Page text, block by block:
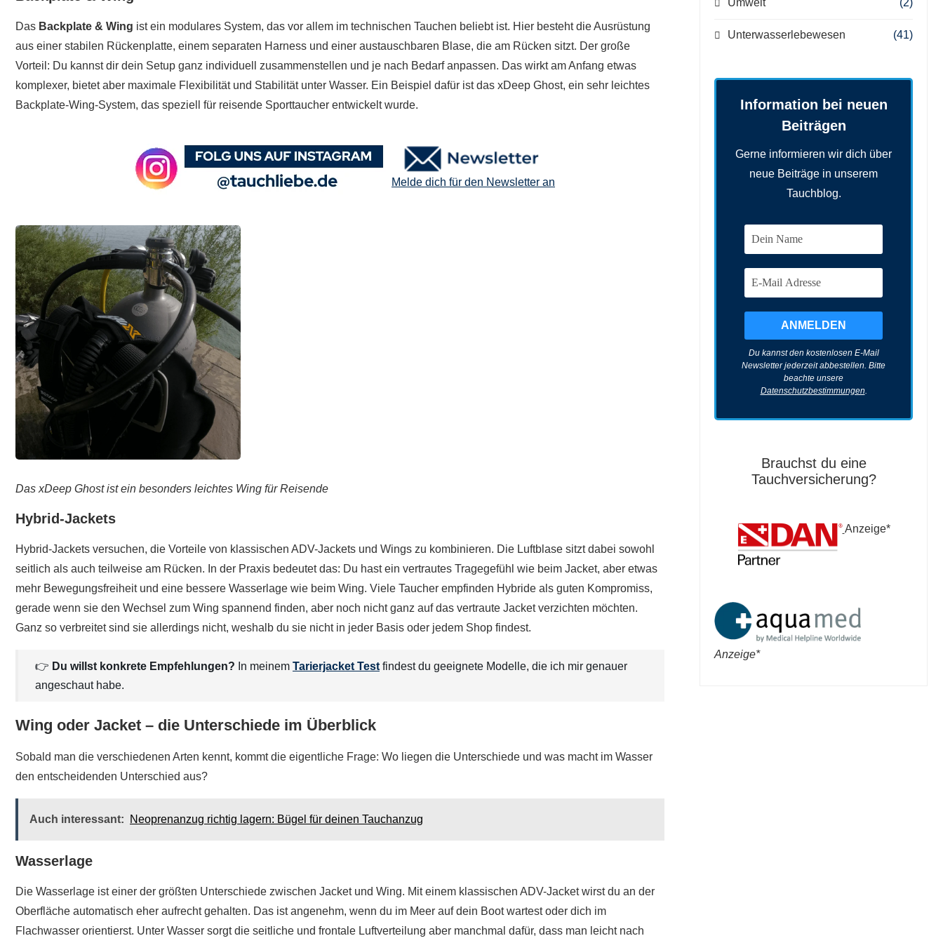
Das Backplate & Wing ist ein modulares System, das vor allem im technischen Tauchen beliebt ist. Hier besteht die Ausrüstung
aus einer stabilen Rückenplatte, einem separaten Harness und einer austauschbaren Blase, die am Rücken sitzt. Der große
Vorteil: Du kannst dir dein Setup ganz individuell zusammenstellen und je nach Bedarf anpassen. Das wirkt am Anfang etwas
komplexer, bietet aber maximale Flexibilität und Stabilität unter Wasser. Ein Beispiel dafür ist das xDeep Ghost, ein sehr leichtes
Backplate-Wing-System, das speziell für reisende Sporttaucher entwickelt wurde.
Melde dich für den Newsletter an
Das xDeep Ghost ist ein besonders leichtes Wing für Reisende
Hybrid-Jackets
Hybrid-Jackets versuchen, die Vorteile von klassischen ADV-Jackets und Wings zu kombinieren. Die Luftblase sitzt dabei sowohl
seitlich als auch teilweise am Rücken. In der Praxis bedeutet das: Du hast ein vertrautes Tragegefühl wie beim Jacket, aber etwas
mehr Bewegungsfreiheit und eine bessere Wasserlage wie beim Wing. Viele Taucher empfinden Hybride als guten Kompromiss,
gerade wenn sie den Wechsel zum Wing spannend finden, aber noch nicht ganz auf das vertraute Jacket verzichten möchten.
Ganz so verbreitet sind sie allerdings nicht, weshalb du sie nicht in jeder Basis oder jedem Shop findest.
👉 Du willst konkrete Empfehlungen? In meinem Tarierjacket Test findest du geeignete Modelle, die ich mir genauer
angeschaut habe.
Wing oder Jacket – die Unterschiede im Überblick
Sobald man die verschiedenen Arten kennt, kommt die eigentliche Frage: Wo liegen die Unterschiede und was macht im Wasser
den entscheidenden Unterschied aus?
Auch interessant: Neoprenanzug richtig lagern: Bügel für deinen Tauchanzug
Wasserlage
Die Wasserlage ist einer der größten Unterschiede zwischen Jacket und Wing. Mit einem klassischen ADV-Jacket wirst du an der
Oberfläche automatisch eher aufrecht gehalten. Das ist angenehm, wenn du im Meer auf dein Boot wartest oder dich im
Flachwasser orientierst. Unter Wasser sorgt die seitliche und frontale Luftverteilung aber manchmal dafür, dass man leicht nach
Umwelt (2)
Unterwasserlebewesen (41)
Information bei neuen
Beiträgen
Gerne informieren wir dich über
neue Beiträge in unserem
Tauchblog.
Du kannst den kostenlosen E-Mail
Newsletter jederzeit abbestellen. Bitte
beachte unsere
Datenschutzbestimmungen.
Brauchst du eine
Tauchversicherung?
Anzeige*
Anzeige*